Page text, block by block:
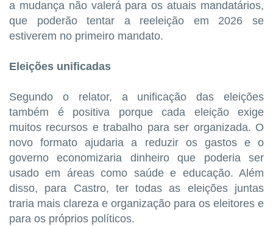
a mudança não valerá para os atuais mandatários,
que poderão tentar a reeleição em 2026 se
estiverem no primeiro mandato.
Eleições unificadas
Segundo o relator, a unificação das eleições
também é positiva porque cada eleição exige
muitos recursos e trabalho para ser organizada. O
novo formato ajudaria a reduzir os gastos e o
governo economizaria dinheiro que poderia ser
usado em áreas como saúde e educação. Além
disso, para Castro, ter todas as eleições juntas
traria mais clareza e organização para os eleitores e
para os próprios políticos.